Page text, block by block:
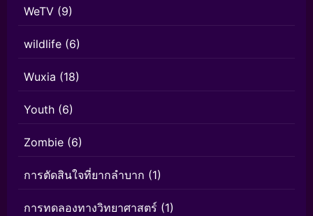
WeTV (9)
wildlife (6)
Wuxia (18)
Youth (6)
Zombie (6)
การตัดสินใจที่ยากลำบาก (1)
การทดลองทางวิทยาศาสตร์ (1)